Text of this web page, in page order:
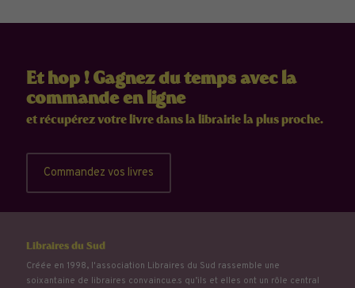
Et hop ! Gagnez du temps avec la
commande en ligne
et récupérez votre livre dans la librairie la plus proche.
Commandez vos livres
Libraires du Sud
Créée en 1998, l'association Libraires du Sud rassemble une
soixantaine de libraires convaincu.e.s qu’ils et elles ont un rôle central